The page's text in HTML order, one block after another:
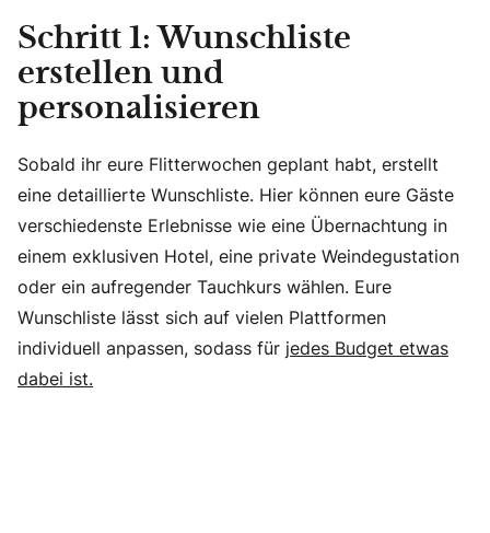
Schritt 1: Wunschliste
erstellen und
personalisieren
Sobald ihr eure Flitterwochen geplant habt, erstellt
eine detaillierte Wunschliste. Hier können eure Gäste
verschiedenste Erlebnisse wie eine Übernachtung in
einem exklusiven Hotel, eine private Weindegustation
oder ein aufregender Tauchkurs wählen. Eure
Wunschliste lässt sich auf vielen Plattformen
individuell anpassen, sodass für jedes Budget etwas
dabei ist.